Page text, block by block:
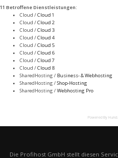
11 Betroffene Dienstleistungen:
Cloud /Cloud 1
Cloud /Cloud 2
Cloud /Cloud 3
Cloud /Cloud 4
Cloud /Cloud 5
Cloud /Cloud 6
Cloud /Cloud 7
Cloud /Cloud 8
SharedHosting / Business- & Webhosting
SharedHosting /Shop-Hosting
SharedHosting /Webhosting Pro
Powered By
Die Profihost GmbH stellt diesen